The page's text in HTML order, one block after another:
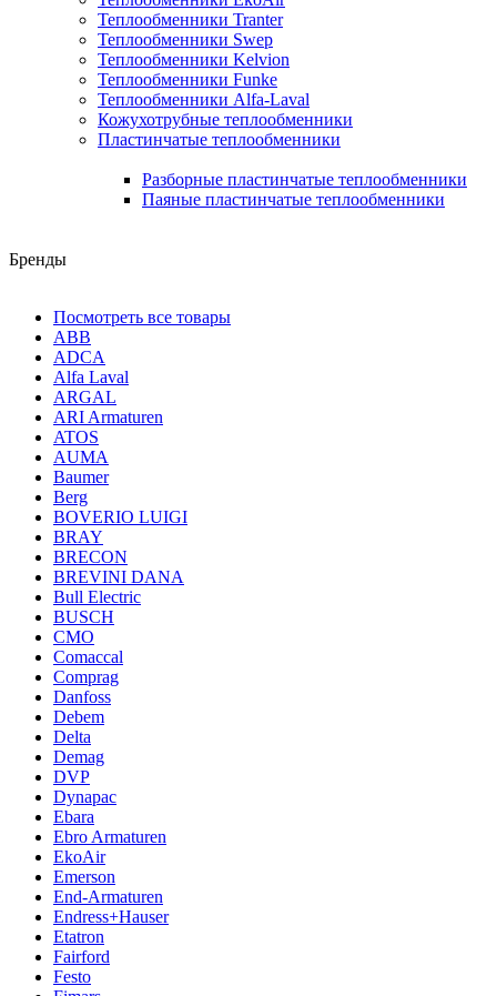
Теплообменники Tranter
Теплообменники Swep
Теплообменники Kelvion
Теплообменники Funke
Теплообменники Alfa-Laval
Кожухотрубные теплообменники
Пластинчатые теплообменники
Разборные пластинчатые теплообменники
Паяные пластинчатые теплообменники
Бренды
Посмотреть все товары
ABB
ADCA
Alfa Laval
ARGAL
ARI Armaturen
ATOS
AUMA
Baumer
Berg
BOVERIO LUIGI
BRAY
BRECON
BREVINI DANA
Bull Electric
BUSCH
CMO
Comaccal
Comprag
Danfoss
Debem
Delta
Demag
DVP
Dynapac
Ebara
Ebro Armaturen
EkoAir
Emerson
End-Armaturen
Endress+Hauser
Etatron
Fairford
Festo